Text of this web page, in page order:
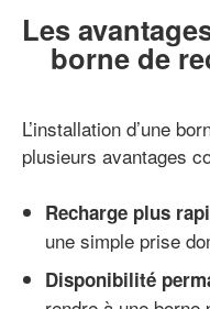
Les
borne de
L’installation d’une
plusieurs avantages
Recharge plus
une simple prise
Disponibilité